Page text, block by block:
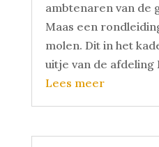
ambtenaren van de
Maas een
molen. Dit in het
uitje van de afdeling
Lees meer